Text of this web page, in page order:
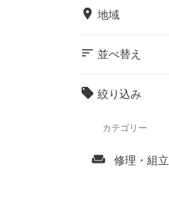
place 地域
sort 並べ替え
local_offer 絞り込み
カテゴリー
weekend 修理・組立